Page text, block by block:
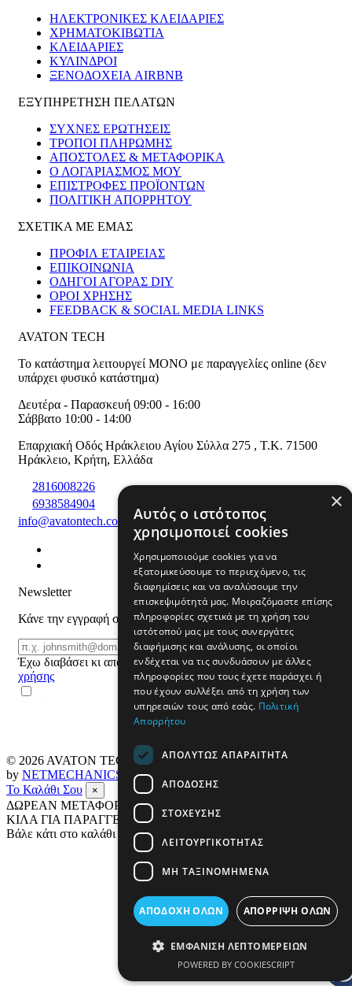
ΗΛΕΚΤΡΟΝΙΚΈΣ ΚΛΕΙΔΑΡΙΈΣ
ΧΡΗΜΑΤΟΚΙΒΏΤΙΑ
ΚΛΕΙΔΑΡΙΈΣ
ΚΎΛΙΝΔΡΟΙ
ΞΕΝΟΔΟΧΕΊΑ AIRBNB
ΕΞΥΠΗΡΕΤΗΣΗ ΠΕΛΑΤΩΝ
ΣΥΧΝΕΣ ΕΡΩΤΗΣΕΙΣ
ΤΡΟΠΟΙ ΠΛΗΡΩΜΗΣ
ΑΠΟΣΤΟΛΕΣ & ΜΕΤΑΦΟΡΙΚΑ
Ο ΛΟΓΑΡΙΑΣΜΟΣ ΜΟΥ
ΕΠΙΣΤΡΟΦΕΣ ΠΡΟΪΟΝΤΩΝ
ΠΟΛΙΤΙΚΗ ΑΠΟΡΡΗΤΟΥ
ΣΧΕΤΙΚΑ ΜΕ ΕΜΑΣ
ΠΡΟΦΙΛ ΕΤΑΙΡΕΙΑΣ
ΕΠΙΚΟΙΝΩΝΙΑ
ΟΔΗΓΟΙ ΑΓΟΡΑΣ DIY
ΟΡΟΙ ΧΡΗΣΗΣ
FEEDBACK & SOCIAL MEDIA LINKS
AVATON TECH
Το κατάστημα λειτουργεί ΜΟΝΟ με παραγγελίες online (δεν
υπάρχει φυσικό κατάστημα)
Δευτέρα - Παρασκευή 09:00 - 16:00
Σάββατο 10:00 - 14:00
Επαρχιακή Οδός Ηράκλειου Αγίου Σύλλα 275 , T.K. 71500
Ηράκλειο, Κρήτη, Ελλάδα
2816008226
6938584904
info@avatontech.com
Newsletter
Κάνε την εγγραφή σου και μάθε για προϊόντα και προσφορές
Email
ΕΓΓΡΑΦΗ
Έχω διαβάσει κι αποδέχομαι τουςόρους
χρήσης
© 2026 AVATON TECH All rights reserved Designed & developed
by NETMECHANICS
Το Καλάθι Σου
×
ΔΩΡΕΑΝ ΜΕΤΑΦΟΡΙΚΑ ΣΕ ΟΛΗ ΤΗΝ ΕΛΛΑΔΑ ΕΩΣ 4
ΚΙΛΑ ΓΙΑ ΠΑΡΑΓΓΕΛΙΕΣ ΑΝΩ ΤΩΝ 69€
Βάλε κάτι στο καλάθι σου
×
Αυτός ο ιστότοπος
χρησιμοποιεί cookies
Χρησιμοποιούμε cookies για να
εξατομικεύσουμε το περιεχόμενο, τις
διαφημίσεις και να αναλύσουμε την
επισκεψιμότητά μας. Μοιραζόμαστε επίσης
πληροφορίες σχετικά με τη χρήση του
ιστότοπού μας με τους συνεργάτες
διαφήμισης και ανάλυσης, οι οποίοι
ενδέχεται να τις συνδυάσουν με άλλες
πληροφορίες που τους έχετε παράσχει ή
που έχουν συλλέξει από τη χρήση των
υπηρεσιών τους από εσάς. Πολιτική
Απορρήτου
ΑΠΟΛΎΤΩΣ ΑΠΑΡΑΊΤΗΤΑ
ΑΠΌΔΟΣΗΣ
ΣΤΌΧΕΥΣΗΣ
ΛΕΙΤΟΥΡΓΙΚΌΤΗΤΑΣ
ΜΗ ΤΑΞΙΝΟΜΗΜΈΝΑ
ΑΠΟΔΟΧΉ ΌΛΩΝ ΑΠΌΡΡΙΨΗ ΌΛΩΝ
ΕΜΦΆΝΙΣΗ ΛΕΠΤΟΜΕΡΕΙΏΝ
POWERED BY COOKIESCRIPT